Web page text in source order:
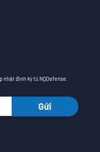
định kỳ từ NQDefense.